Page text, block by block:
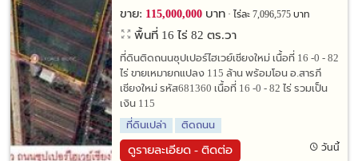
ขาย: 115,000,000บาท ไร่ละ 7,096,575 บาท
พื้นที่ 16 ไร่ 82 ตร.วา
ที่ดินติดถนนซุปเปอร์ไฮเวย์เชียงใหม่ เนื้อที่ 16 -0 - 82
ไร่ ขายเหมายกแปลง 115 ล้าน พร้อมโอน อ.สารภี
เชียงใหม่ รหัส681360 เนื้อที่ 16 -0 - 82 ไร่ รวมเป็น
เงิน 115
ที่ดินเปล่า
ติดถนน
ดูรายละเอียด - ติดต่อ วันนี้